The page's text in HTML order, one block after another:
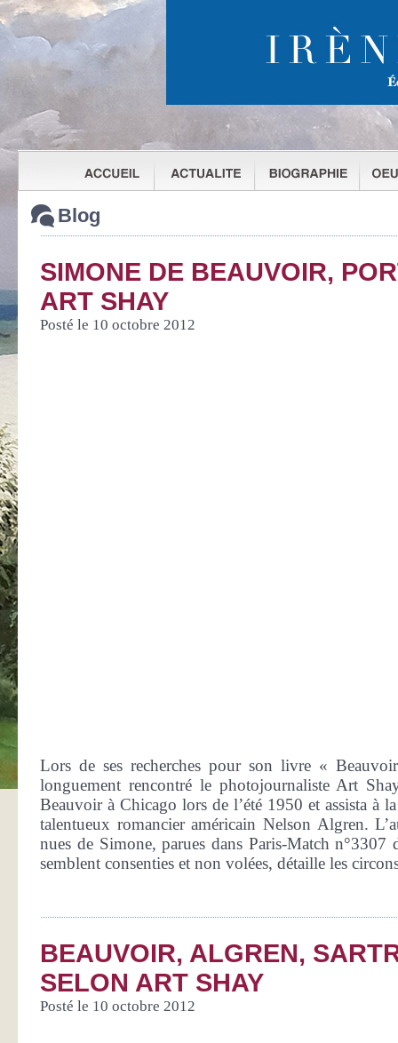
Blog
SIMONE DE BEAUVOIR,
ART SHAY
Posté le 10 octobre 2012
Lors de ses recherches pour son livre «
longuement rencontré le photojournaliste Art
Beauvoir à Chicago lors de l’été 1950 et assista à
talentueux romancier américain Nelson Algren.
nues de Simone, parues dans Paris-Match
semblent consenties et non volées, détaille les
BEAUVOIR, ALGREN,
SELON ART SHAY
Posté le 10 octobre 2012